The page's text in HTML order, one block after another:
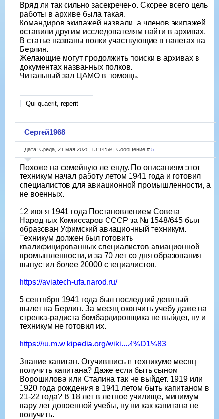
Вряд ли так сильно засекречено. Скорее всего цель
работы в архиве была такая.
Командиров экипажей назвали, а членов экипажей
оставили другим исследователям найти в архивах.
В статье названы полки участвующие в налетах на
Берлин.
Желающие могут продолжить поиски в архивах в
документах названных полков.
Читальный зал ЦАМО в помощь.
Qui quaerit, reperit
Сергей1968
Дата: Среда, 21 Мая 2025, 13:14:59 | Сообщение # 5
Похоже на семейную легенду. По описаниям этот
техникум начал работу летом 1941 года и готовил
специалистов для авиационной промышленности, а
не военных.
12 июня 1941 года Постановлением Совета
Народных Комиссаров СССР за № 1548/645 был
образован Уфимский авиационный техникум.
Техникум должен был готовить
квалифицированных специалистов авиационной
промышленности, и за 70 лет со дня образования
выпустил более 20000 специалистов.
https://aviatech-ufa.narod.ru/
5 сентября 1941 года был последний девятый
вылет на Берлин. За месяц окончить учебу даже на
стрелка-радиста бомбардировщика не выйдет, ну и
техникум не готовил их.
https://ru.m.wikipedia.org/wiki....4%D1%83
Звание капитан. Отучившись в техникуме месяц
получить капитана? Даже если быть сыном
Ворошилова или Сталина так не выйдет. 1919 или
1920 года рождения в 1941 летом быть капитаном в
21-22 года? В 18 лет в лётное училище, минимум
пару лет довоенной учебы, ну ни как капитана не
получить.